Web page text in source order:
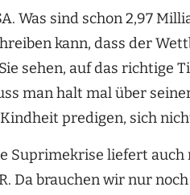
Was sind schon 2,97
kann, dass der
sehen, auf das richtige
man halt mal über
predigen, sich
Suprimekrise liefert
Da brauchen wir nur